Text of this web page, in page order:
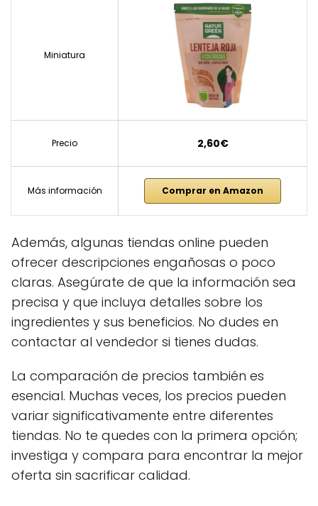
Miniatura
Precio 2,60€
Más información Comprar en Amazon
Además, algunas tiendas online pueden
ofrecer descripciones engañosas o poco
claras. Asegúrate de que la información sea
precisa y que incluya detalles sobre los
ingredientes y sus beneficios. No dudes en
contactar al vendedor si tienes dudas.
La comparación de precios también es
esencial. Muchas veces, los precios pueden
variar significativamente entre diferentes
tiendas. No te quedes con la primera opción;
investiga y compara para encontrar la mejor
oferta sin sacrificar calidad.